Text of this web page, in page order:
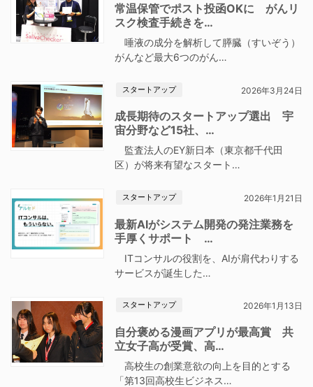
常温保管でポスト投函OKに がんリ
スク検査手続きを…
唾液の成分を解析して膵臓（すいぞう）
がんなど最大6つのがん…
スタートアップ 2026年3月24日
成長期待のスタートアップ選出 宇
宙分野など15社、…
監査法人のEY新日本（東京都千代田
区）が将来有望なスタート…
スタートアップ 2026年1月21日
最新AIがシステム開発の発注業務を
手厚くサポート …
ITコンサルの役割を、AIが肩代わりする
サービスが誕生した…
スタートアップ 2026年1月13日
自分褒める漫画アプリが最高賞 共
立女子高が受賞、高…
高校生の創業意欲の向上を目的とする
「第13回高校生ビジネス…